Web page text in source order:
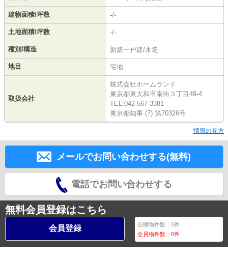
建物面積/坪数 -/-
土地面積/坪数 -/-
種別/構造 新築一戸建/木造
地目 宅地
取扱会社
株式会社ホームランド
東京都東大和市南街３丁目49-4
TEL:042-567-3381
東京都知事 (7) 第70326号
情報の見方
メールでお問い合わせする(無料)
電話でお問い合わせする
無料会員登録はこちら
会員登録 公開物件数：0件
会員物件数：0件